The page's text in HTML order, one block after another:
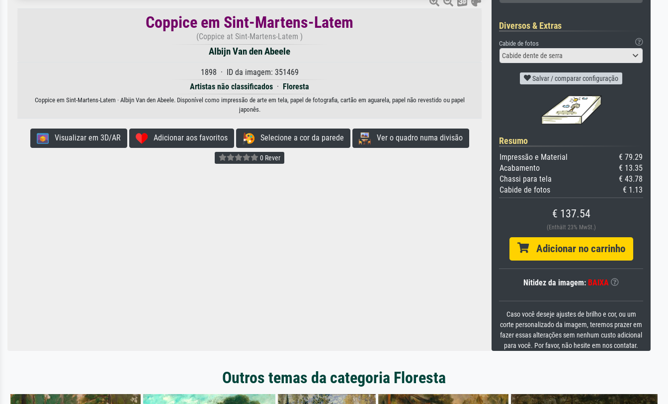
Coppice em Sint-Martens-Latem
(Coppice at Sint-Martens-Latem )
Albijn Van den Abeele
1898 · ID da imagem: 351469
Artistas não classificados · Floresta
Coppice em Sint-Martens-Latem · Albijn Van den Abeele. Disponível como impressão de arte em tela, papel de fotografia, cartão em aguarela, papel não revestido ou papel
japonês.
Visualizar em 3D/AR Adicionar aos favoritos Selecione a cor da parede Ver o quadro numa divisão
0 Rever
Diversos & Extras
Cabide de fotos
Cabide dente de serra
Salvar / comparar configuração
Resumo
Impressão e Material
€ 79.29
Acabamento
€ 13.35
Chassi para tela
€ 43.78
Cabide de fotos
€ 1.13
€ 137.54
(Enthält 23% MwSt.)
Adicionar no carrinho
Nitidez da imagem: BAIXA
Caso você deseje ajustes de brilho e cor, ou um
corte personalizado da imagem, teremos prazer em
fazer essas alterações sem nenhum custo adicional
para você. Por favor, não hesite em nos contatar.
Outros temas da categoria Floresta